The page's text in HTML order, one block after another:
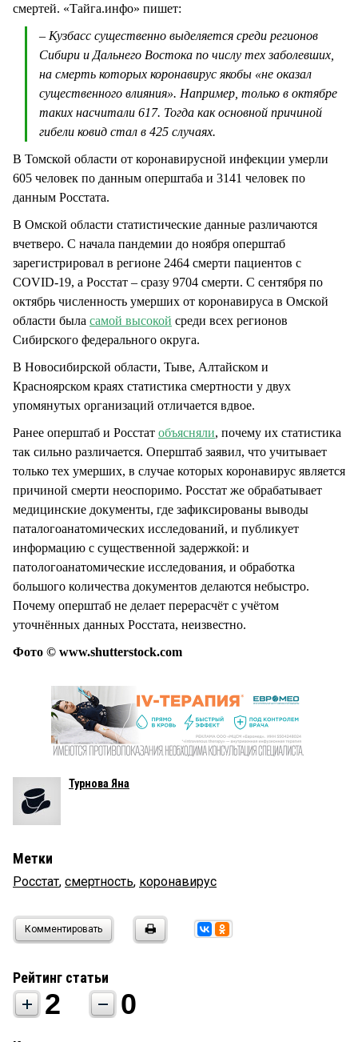
смертей. «Тайга.инфо» пишет:
– Кузбасс существенно выделяется среди регионов
Сибири и Дальнего Востока по числу тех заболевших,
на смерть которых коронавирус якобы «не оказал
существенного влияния». Например, только в октябре
таких насчитали 617. Тогда как основной причиной
гибели ковид стал в 425 случаях.
В Томской области от коронавирусной инфекции умерли
605 человек по данным оперштаба и 3141 человек по
данным Росстата.
В Омской области статистические данные различаются
вчетверо. С начала пандемии до ноября оперштаб
зарегистрировал в регионе 2464 смерти пациентов с
COVID-19, а Росстат – сразу 9704 смерти. С сентября по
октябрь численность умерших от коронавируса в Омской
области была самой высокой среди всех регионов
Сибирского федерального округа.
В Новосибирской области, Тыве, Алтайском и
Красноярском краях статистика смертности у двух
упомянутых организаций отличается вдвое.
Ранее оперштаб и Росстат объясняли, почему их статистика
так сильно различается. Оперштаб заявил, что учитывает
только тех умерших, в случае которых коронавирус является
причиной смерти неоспоримо. Росстат же обрабатывает
медицинские документы, где зафиксированы выводы
паталогоанатомических исследований, и публикует
информацию с существенной задержкой: и
патологоанатомические исследования, и обработка
большого количества документов делаются небыстро.
Почему оперштаб не делает перерасчёт с учётом
уточнённых данных Росстата, неизвестно.
Фото © www.shutterstock.com
Турнова Яна
Метки
Росстат, смертность, коронавирус
Комментировать
Рейтинг статьи
2 0